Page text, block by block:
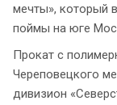
мечты», который
поймы на юге
Прокат с
Череповецкого
дивизион